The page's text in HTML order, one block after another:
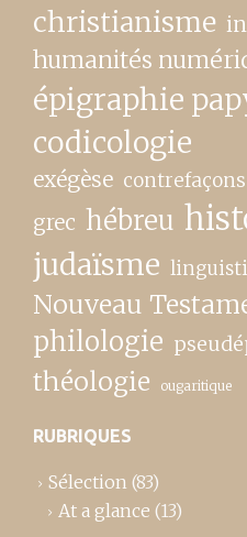
christianisme
humanités
épigraphie
codicologie
exégèse contrefaçons
grec hébreu
judaïsme
Nouveau
philologie
théologie ougaritique
RUBRIQUES
Sélection (83)
At a glance (13)